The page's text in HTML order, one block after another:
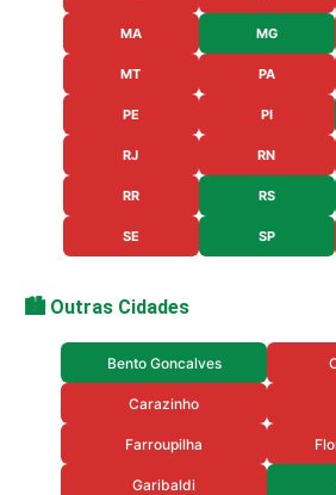
MA MG
MT PA
PE PI
RJ RN
RR RS
SE SP
🏙️ Outras Cidades
Bento Goncalves
Carazinho
Farroupilha
Garibaldi